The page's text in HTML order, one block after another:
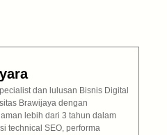
dan lulusan Bisnis Digital
Brawijaya dengan
lebih dari 3 tahun dalam
technical SEO, performa